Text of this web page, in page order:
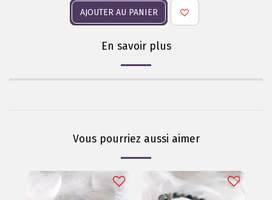
AJOUTER AU PANIER
En savoir plus
Vous pourriez aussi aimer